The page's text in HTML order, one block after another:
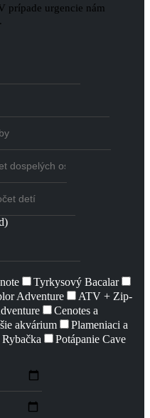
prípade urgencie nám
Tyrkysový Bacalar
Adventure
ATV + Zip-
Cenotes a
akvárium
Plameniaci a
Rybačka
Potápanie Cave